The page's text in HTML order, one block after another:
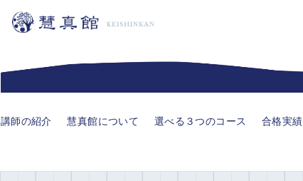
講師の紹介 慧真館について 選べる３つのコース 合格実績